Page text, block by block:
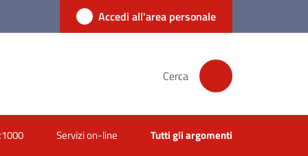
Accedi all'area personale
Cerca
Servizi on-line Tutti gli argomenti